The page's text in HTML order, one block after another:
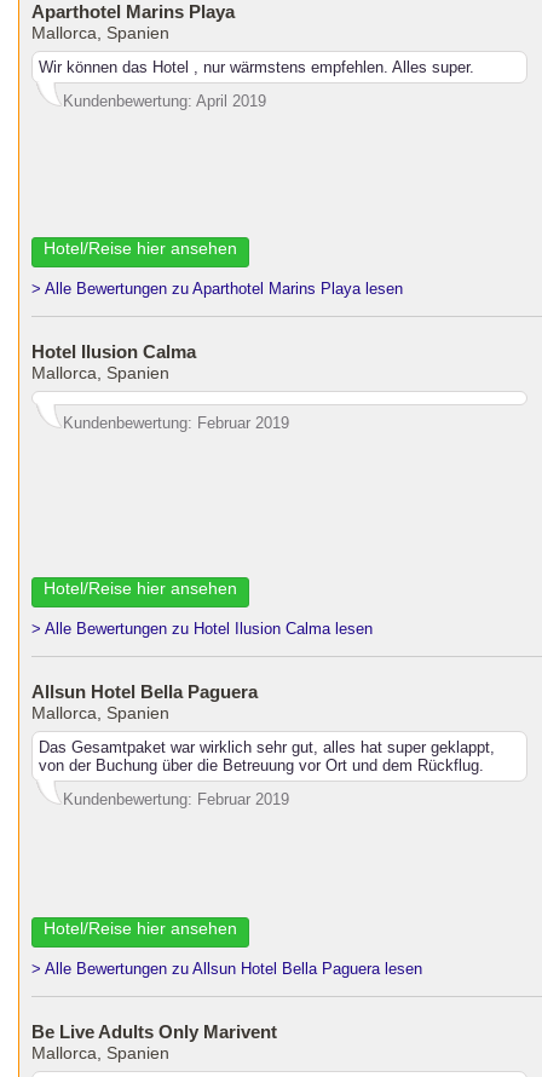
Aparthotel Marins Playa
Mallorca, Spanien
Wir können das Hotel , nur wärmstens empfehlen. Alles super.
Kundenbewertung: April 2019
Hotel/Reise hier ansehen
> Alle Bewertungen zu Aparthotel Marins Playa lesen
Hotel Ilusion Calma
Mallorca, Spanien
Kundenbewertung: Februar 2019
Hotel/Reise hier ansehen
> Alle Bewertungen zu Hotel Ilusion Calma lesen
Allsun Hotel Bella Paguera
Mallorca, Spanien
Das Gesamtpaket war wirklich sehr gut, alles hat super geklappt,
von der Buchung über die Betreuung vor Ort und dem Rückflug.
Kundenbewertung: Februar 2019
Hotel/Reise hier ansehen
> Alle Bewertungen zu Allsun Hotel Bella Paguera lesen
Be Live Adults Only Marivent
Mallorca, Spanien